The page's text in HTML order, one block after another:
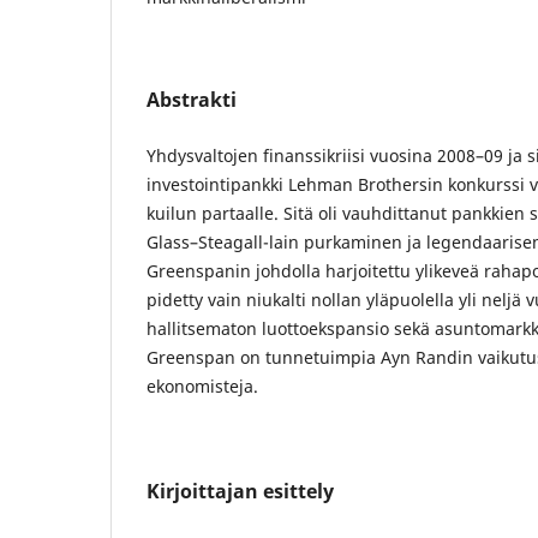
Abstrakti
Yhdysvaltojen finanssikriisi vuosina 2008–09 ja
investointipankki Lehman Brothersin konkurssi
kuilun partaalle. Sitä oli vauhdittanut pankkien
Glass–Steagall-lain purkaminen ja
Greenspanin johdolla harjoitettu ylikeveä
pidetty vain niukalti nollan yläpuolella yli neljä
hallitsematon luottoekspansio sekä
Greenspan on tunnetuimpia Ayn Randin
ekonomisteja.
Kirjoittajan esittely